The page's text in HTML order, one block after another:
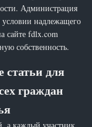
Администрация
условии надлежащего
сайте fdlx.com
собственность.
статьи для
граждан